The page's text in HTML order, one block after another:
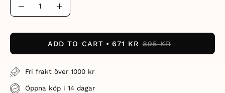
Decrease Increase
ADD TO CART 671 KR 895 KR
Fri frakt över 1000 kr
Öppna köp i 14 dagar